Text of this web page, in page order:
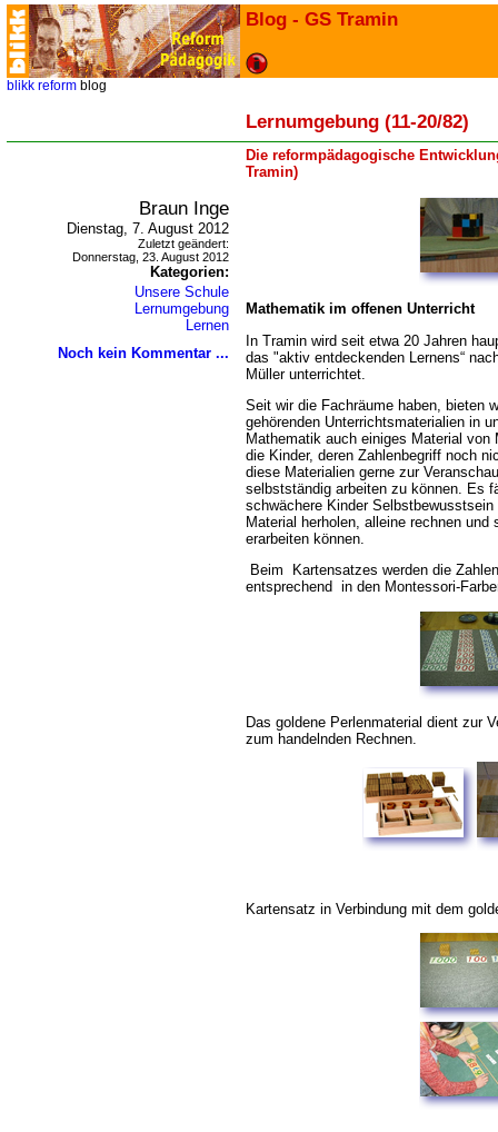
Blog - GS Tramin
blikk reform blog
Lernumgebung (11-20/82)
Die reformpädagogische
Tramin)
Braun Inge
Dienstag, 7. August 2012
Zuletzt geändert:
Donnerstag, 23. August 2012
Kategorien:
Unsere Schule
Lernumgebung
Lernen
Noch kein Kommentar ...
Mathematik im offenen Unterricht
In Tramin wird seit etwa 20 Jahren
das "aktiv entdeckenden Lernens“
Müller unterrichtet.
Seit wir die Fachräume haben, bieten
gehörenden Unterrichtsmaterialien in
Mathematik auch einiges Material
die Kinder, deren Zahlenbegriff noch
diese Materialien gerne zur
selbstständig arbeiten zu können. Es
schwächere Kinder
Material herholen, alleine rechnen und
erarbeiten können.
Beim Kartensatzes werden die
entsprechend in den Montessori-
Das goldene Perlenmaterial dient zur
zum handelnden Rechnen.
Kartensatz in Verbindung mit dem